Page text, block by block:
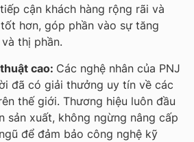
cận khách hàng rộng rãi và
hơn, góp phần vào sự tăng
thị phần.
cao: Các nghệ nhân của PNJ
đã có giải thưởng uy tín về các
thế giới. Thương hiệu luôn đầu
sản xuất, không ngừng nâng cấp
để đảm bảo công nghệ kỹ